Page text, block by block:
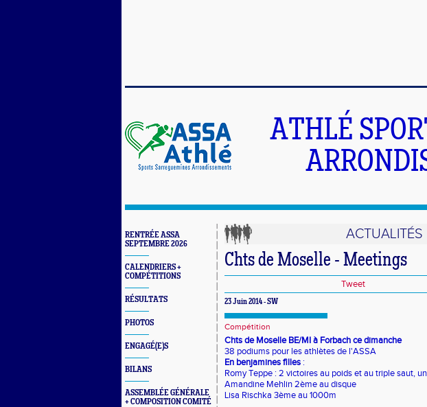
ATHLÉ
RENTRÉE ASSA
SEPTEMBRE 2026
CALENDRIERS +
COMPÉTITIONS
RÉSULTATS
PHOTOS
ENGAGÉ(E)S
BILANS
ASSEMBLÉE GÉNÉRALE
+ COMPOSITION COMITÉ
ACTUALITÉS
Chts de Moselle - Meetings
Tweet
23 Juin 2014 - SW
Compétition
Chts de Moselle BE/MI à Forbach ce dimanche
38 podiums pour les athlètes de l'ASSA
En benjamines filles :
Romy Teppe : 2 victoires au poids et au triple saut,
Amandine Mehlin 2ème au disque
Lisa Rischka 3ème au 1000m